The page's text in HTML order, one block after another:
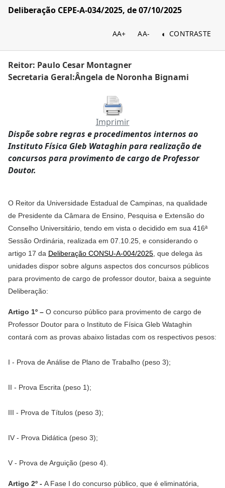
Deliberação CEPE-A-034/2025, de 07/10/2025
AA+ AA- CONTRASTE
Reitor: Paulo Cesar Montagner
Secretaria Geral:Ângela de Noronha Bignami
Imprimir
Dispõe sobre regras e procedimentos internos ao
Instituto Física Gleb Wataghin para realização de
concursos para provimento de cargo de Professor
Doutor.
O Reitor da Universidade Estadual de Campinas, na qualidade
de Presidente da Câmara de Ensino, Pesquisa e Extensão do
Conselho Universitário, tendo em vista o decidido em sua 416ª
Sessão Ordinária, realizada em 07.10.25, e considerando o
artigo 17 da Deliberação CONSU-A-004/2025 , que delega às
unidades dispor sobre alguns aspectos dos concursos públicos
para provimento de cargo de professor doutor, baixa a seguinte
Deliberação:
Artigo 1º – O concurso público para provimento de cargo de
Professor Doutor para o Instituto de Física Gleb Wataghin
contará com as provas abaixo listadas com os respectivos pesos:
I - Prova de Análise de Plano de Trabalho (peso 3);
II - Prova Escrita (peso 1);
III - Prova de Títulos (peso 3);
IV - Prova Didática (peso 3);
V - Prova de Arguição (peso 4).
Artigo 2º - A Fase I do concurso público, que é eliminatória,